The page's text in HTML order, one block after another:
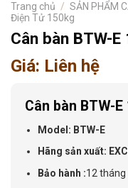
Trang chủ / SẢN PHẨM
Điện Tử 150kg
Cân bàn BTW-E
Giá: Liên hệ
Cân bàn BTW-E
Model: BTW-E
Hãng sản xuất:
Bảo hành :12 tháng